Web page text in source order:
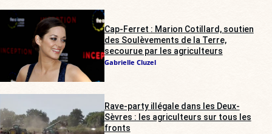
Cap-Ferret : Marion Cotillard, soutien
des Soulèvements de la Terre,
secourue par les agriculteurs
Gabrielle Cluzel
Rave-party illégale dans les Deux-
Sèvres : les agriculteurs sur tous les
fronts